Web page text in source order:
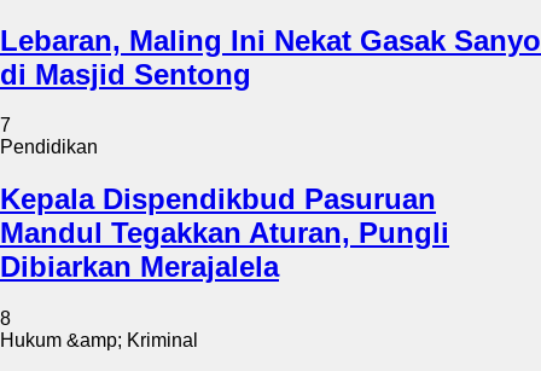
Lebaran, Maling Ini Nekat Gasak Sanyo
di Masjid Sentong
7
Pendidikan
Kepala Dispendikbud Pasuruan
Mandul Tegakkan Aturan, Pungli
Dibiarkan Merajalela
8
Hukum &amp; Kriminal